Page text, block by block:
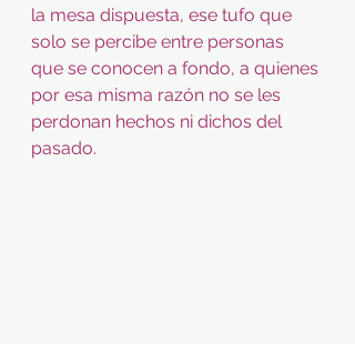
la mesa dispuesta, ese tufo que
solo se percibe entre personas
que se conocen a fondo, a quienes
por esa misma razón no se les
perdonan hechos ni dichos del
pasado.